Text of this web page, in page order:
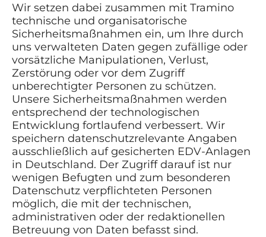
Wir setzen dabei zusammen mit Tramino
technische und organisatorische
Sicherheitsmaßnahmen ein, um Ihre durch
uns verwalteten Daten gegen zufällige oder
vorsätzliche Manipulationen, Verlust,
Zerstörung oder vor dem Zugriff
unberechtigter Personen zu schützen.
Unsere Sicherheitsmaßnahmen werden
entsprechend der technologischen
Entwicklung fortlaufend verbessert. Wir
speichern datenschutzrelevante Angaben
ausschließlich auf gesicherten EDV-Anlagen
in Deutschland. Der Zugriff darauf ist nur
wenigen Befugten und zum besonderen
Datenschutz verpflichteten Personen
möglich, die mit der technischen,
administrativen oder der redaktionellen
Betreuung von Daten befasst sind.